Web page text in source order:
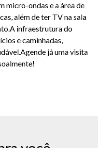
micro-ondas e a área de
além de ter TV na sala
infraestrutura do
e caminhadas,
já uma visita